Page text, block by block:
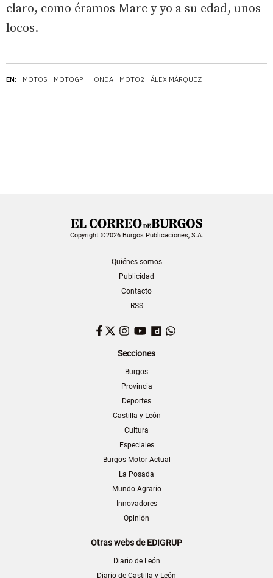
EN: MOTOS MOTOGP HONDA MOTO2 ÁLEX MÁRQUEZ
claro, como éramos Marc y yo a su edad, unos
locos.
Copyright ©2026 Burgos Publicaciones, S.A.
Quiénes somos
Publicidad
Contacto
RSS
Facebook
TwitterInstagram
YouTubeDailymotion
Secciones
Burgos
Provincia
Deportes
Castilla y León
Cultura
Especiales
Burgos Motor Actual
La Posada
Mundo Agrario
Innovadores
Opinión
Otras webs de EDIGRUP
Diario de León
Diario de Castilla y León